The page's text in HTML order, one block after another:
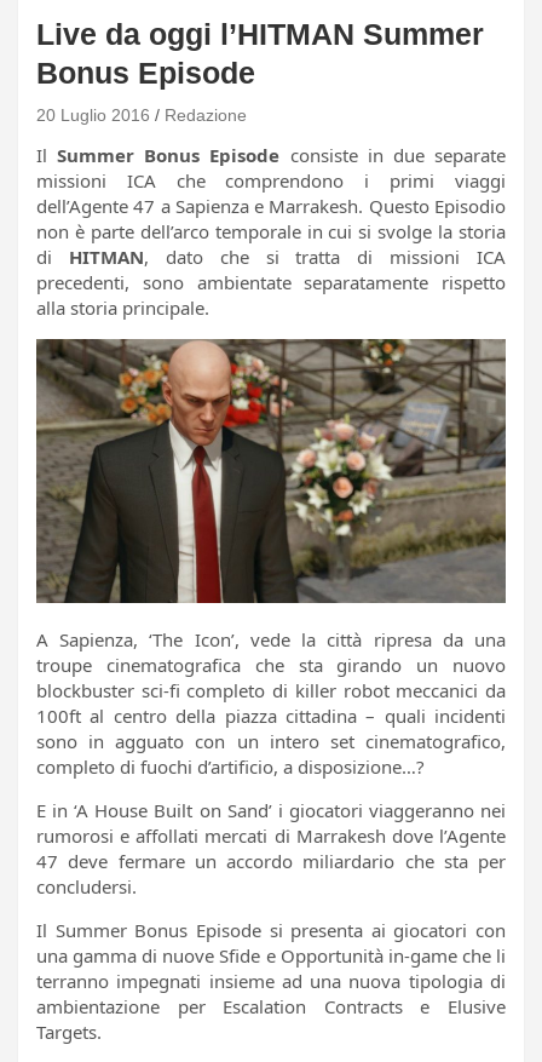
Live da oggi l’HITMAN Summer
Bonus Episode
20 Luglio 2016 Redazione
IlSummer Bonus Episode consiste in due separate
missioni ICA che comprendono i primi viaggi
dell’Agente 47 a Sapienza e Marrakesh. Questo Episodio
non è parte dell’arco temporale in cui si svolge la storia
di HITMAN, dato che si tratta di missioni ICA
precedenti, sono ambientate separatamente rispetto
alla storia principale.
A Sapienza, ‘The Icon’, vede la città ripresa da una
troupe cinematografica che sta girando un nuovo
blockbuster sci-fi completo di killer robot meccanici da
100ft al centro della piazza cittadina – quali incidenti
sono in agguato con un intero set cinematografico,
completo di fuochi d’artificio, a disposizione…?
E in ‘A House Built on Sand’ i giocatori viaggeranno nei
rumorosi e affollati mercati di Marrakesh dove l’Agente
47 deve fermare un accordo miliardario che sta per
concludersi.
Il Summer Bonus Episode si presenta ai giocatori con
una gamma di nuove Sfide e Opportunità in-game che li
terranno impegnati insieme ad una nuova tipologia di
ambientazione per Escalation Contracts e Elusive
Targets.